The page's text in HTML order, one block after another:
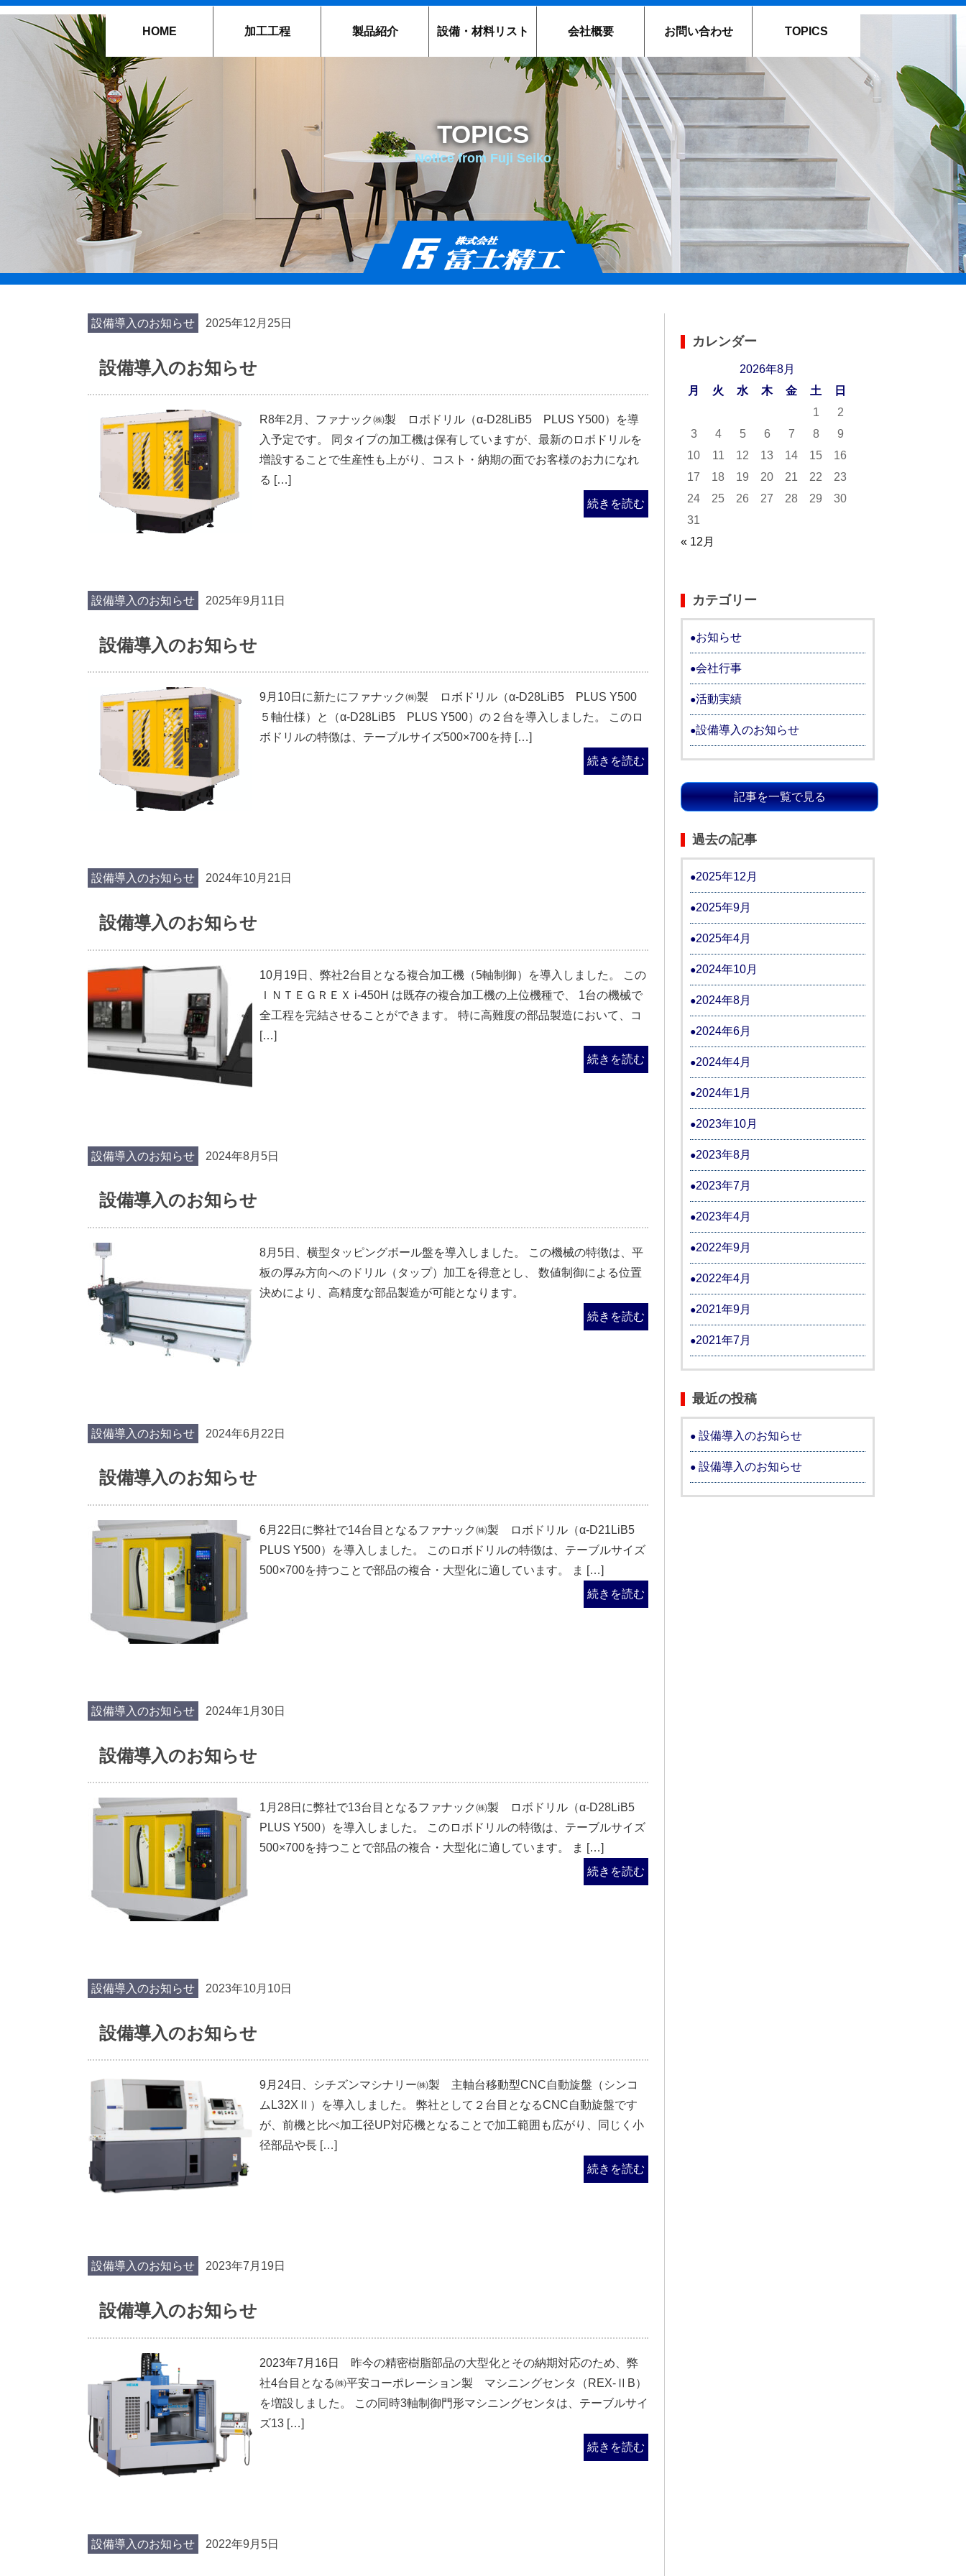
TOPICS
Notice from Fuji Seiko
HOME 加工工程 製品紹介 設備・材料リスト 会社概要 お問い合わせ TOPICS
設備導入のお知らせ 2025年12月25日
設備導入のお知らせ
R8年2月、ファナック㈱製 ロボドリル（α-D28LiB5 PLUS Y500）を導
入予定です。 同タイプの加工機は保有していますが、最新のロボドリルを
増設することで生産性も上がり、コスト・納期の面でお客様のお力になれ
る […]
続きを読む
設備導入のお知らせ 2025年9月11日
設備導入のお知らせ
9月10日に新たにファナック㈱製 ロボドリル（α-D28LiB5 PLUS Y500
５軸仕様）と（α-D28LiB5 PLUS Y500）の２台を導入しました。 このロ
ボドリルの特徴は、テーブルサイズ500×700を持 […]
続きを読む
設備導入のお知らせ 2024年10月21日
設備導入のお知らせ
10月19日、弊社2台目となる複合加工機（5軸制御）を導入しました。 この
ＩＮＴＥＧＲＥＸ i-450H は既存の複合加工機の上位機種で、 1台の機械で
全工程を完結させることができます。 特に高難度の部品製造において、コ
[…]
続きを読む
設備導入のお知らせ 2024年8月5日
設備導入のお知らせ
8月5日、横型タッピングボール盤を導入しました。 この機械の特徴は、平
板の厚み方向へのドリル（タップ）加工を得意とし、 数値制御による位置
決めにより、高精度な部品製造が可能となります。
続きを読む
設備導入のお知らせ 2024年6月22日
設備導入のお知らせ
6月22日に弊社で14台目となるファナック㈱製 ロボドリル（α-D21LiB5
PLUS Y500）を導入しました。 このロボドリルの特徴は、テーブルサイズ
500×700を持つことで部品の複合・大型化に適しています。 ま […]
続きを読む
設備導入のお知らせ 2024年1月30日
設備導入のお知らせ
1月28日に弊社で13台目となるファナック㈱製 ロボドリル（α-D28LiB5
PLUS Y500）を導入しました。 このロボドリルの特徴は、テーブルサイズ
500×700を持つことで部品の複合・大型化に適しています。 ま […]
続きを読む
設備導入のお知らせ 2023年10月10日
設備導入のお知らせ
9月24日、シチズンマシナリー㈱製 主軸台移動型CNC自動旋盤（シンコ
ムL32XⅡ）を導入しました。 弊社として２台目となるCNC自動旋盤です
が、前機と比べ加工径UP対応機となることで加工範囲も広がり、同じく小
径部品や長 […]
続きを読む
設備導入のお知らせ 2023年7月19日
設備導入のお知らせ
2023年7月16日 昨今の精密樹脂部品の大型化とその納期対応のため、弊
社4台目となる㈱平安コーポレーション製 マシニングセンタ（REX-ⅡB）
を増設しました。 この同時3軸制御門形マシニングセンタは、テーブルサイ
ズ13 […]
続きを読む
設備導入のお知らせ 2022年9月5日
カレンダー
2026年8月
月
火 水 木 金 土
日
1
2
3
4 5 6 7 8
9
10
11 12 13 14 15
16
17
18 19 20 21 22
23
24
25 26 27 28 29
30
31
« 12月
カテゴリー
お知らせ
会社行事
活動実績
設備導入のお知らせ
記事を一覧で見る
過去の記事
2025年12月
2025年9月
2025年4月
2024年10月
2024年8月
2024年6月
2024年4月
2024年1月
2023年10月
2023年8月
2023年7月
2023年4月
2022年9月
2022年4月
2021年9月
2021年7月
最近の投稿
設備導入のお知らせ
設備導入のお知らせ